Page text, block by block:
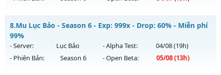
Kiểu reset: Non Reset
Thể loại: Mu Nguyên bản Webzen
Antihack: Xshiel
⭐⭐⭐⭐⭐MU-PKZ Season 6 - Không mốc nạp - 30 dòng
EXL mới
Mu mới ra tháng 07 2026 - Mở máy chủ
MU-PKZvào 19h
ngày 31/07/2626
8.Mu Lục Bảo - Season 6 - Exp: 999x - Drop: 60% - Miễn phí
99%
- Server: Lục Bảo - Alpha Test: 04/08(19h)
- Phiên Bản:
Season 6 - Open Beta: 05/08(13h)